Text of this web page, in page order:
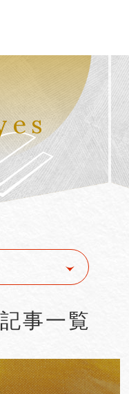
#ACRA
#AFCP
事一覧